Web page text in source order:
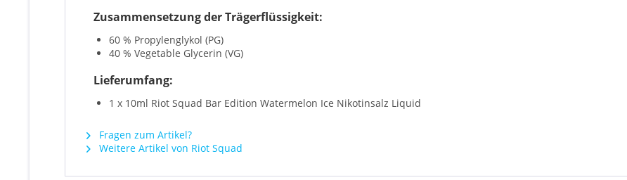
Zusammensetzung der Trägerflüssigkeit:
60 % Propylenglykol (PG)
40 % Vegetable Glycerin (VG)
Lieferumfang:
1 x 10ml Riot Squad Bar Edition Watermelon Ice Nikotinsalz Liquid
Fragen zum Artikel?
Weitere Artikel von Riot Squad